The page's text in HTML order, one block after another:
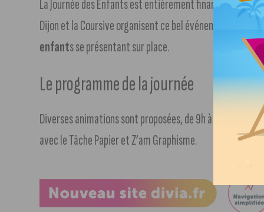
La Journée des Enfants est entièrement financée par la
Dijon et la Coursive organisent ce bel événement.
enfants se présentant sur place.
Le programme de la journée
Diverses animations sont proposées, de 9h à 18h :
avec le Tâche Papier et Z’am Graphisme.